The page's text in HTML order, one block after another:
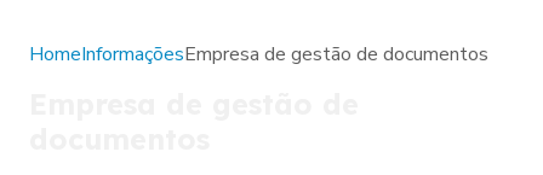
HomeInformaçõesEmpresa de gestão de documentos